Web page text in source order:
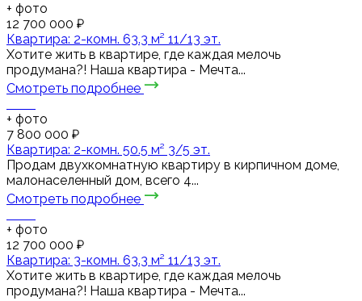
+ фото
12 700 000 ₽
Квартира: 2-комн. 63.3 м² 11/13 эт.
Хотите жить в квартире, где каждая мелочь
продумана?! Наша квартира - Мечта...
Смотреть подробнее
+ фото
7 800 000 ₽
Квартира: 2-комн. 50.5 м² 3/5 эт.
Продам двухкомнатную квартиру в кирпичном доме,
малонаселенный дом, всего 4...
Смотреть подробнее
+ фото
12 700 000 ₽
Квартира: 3-комн. 63.3 м² 11/13 эт.
Хотите жить в квартире, где каждая мелочь
продумана?! Наша квартира - Мечта...